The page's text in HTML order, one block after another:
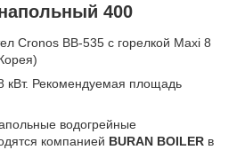
400
Cronos BB-535 с горелкой Maxi 8
кВт. Рекомендуемая площадь
водогрейные
компанией BURAN BOILER в